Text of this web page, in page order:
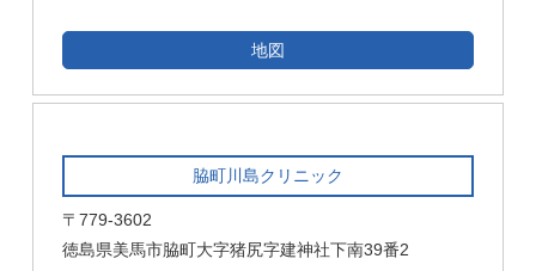
地図
脇町川島クリニック
〒779-3602
徳島県美馬市脇町大字猪尻字建神社下南39番2